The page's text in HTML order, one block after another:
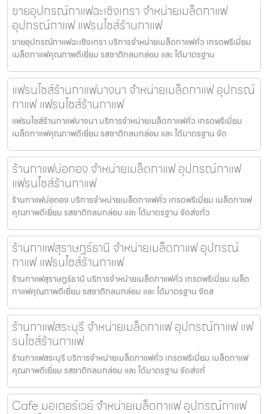
ขายอุปกรณ์กาแฟฉะเชิงเทรา จำหน่ายเมล็ดกาแฟ
อุปกรณ์กาแฟ แฟรนไชส์ร้านกาแฟ
ขายอุปกรณ์กาแฟฉะเชิงเทรา บริการจำหน่ายเมล็ดกาแฟคั่ว เกรดพรีเมี่ยม
เมล็ดกาแฟคุณภาพดีเยี่ยม รสชาติกลมกล่อม และ ได้มาตรฐาน
แฟรนไชส์ร้านกาแฟบางนา จำหน่ายเมล็ดกาแฟ อุปกรณ์
กาแฟ แฟรนไชส์ร้านกาแฟ
แฟรนไชส์ร้านกาแฟบางนา บริการจำหน่ายเมล็ดกาแฟคั่ว เกรดพรีเมี่ยม
เมล็ดกาแฟคุณภาพดีเยี่ยม รสชาติกลมกล่อม และ ได้มาตรฐาน จัด
ร้านกาแฟบ่อทอง จำหน่ายเมล็ดกาแฟ อุปกรณ์กาแฟ
แฟรนไชส์ร้านกาแฟ
ร้านกาแฟบ่อทอง บริการจำหน่ายเมล็ดกาแฟคั่ว เกรดพรีเมี่ยม เมล็ดกาแฟ
คุณภาพดีเยี่ยม รสชาติกลมกล่อม และ ได้มาตรฐาน จัดส่งทั่ว
ร้านกาแฟสุราษฎร์ธานี จำหน่ายเมล็ดกาแฟ อุปกรณ์
กาแฟ แฟรนไชส์ร้านกาแฟ
ร้านกาแฟสุราษฎร์ธานี บริการจำหน่ายเมล็ดกาแฟคั่ว เกรดพรีเมี่ยม เมล็ด
กาแฟคุณภาพดีเยี่ยม รสชาติกลมกล่อม และ ได้มาตรฐาน จัดส
ร้านกาแฟสระบุรี จำหน่ายเมล็ดกาแฟ อุปกรณ์กาแฟ แฟ
รนไชส์ร้านกาแฟ
ร้านกาแฟสระบุรี บริการจำหน่ายเมล็ดกาแฟคั่ว เกรดพรีเมี่ยม เมล็ดกาแฟ
คุณภาพดีเยี่ยม รสชาติกลมกล่อม และ ได้มาตรฐาน จัดส่งทั่
Cafe มอเตอร์เวย์ จำหน่ายเมล็ดกาแฟ อุปกรณ์กาแฟ